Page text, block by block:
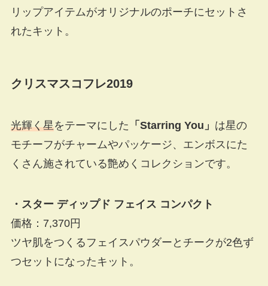
リップアイテムがオリジナルのポーチにセットさ
れたキット。
クリスマスコフレ2019
光輝く星をテーマにした 「Starring You」 は星の
モチーフがチャームやパッケージ、エンボスにた
くさん施されている艶めくコレクションです。
・スター ディップド フェイス コンパクト
価格：7,370円
ツヤ肌をつくるフェイスパウダーとチークが2色ず
つセットになったキット。